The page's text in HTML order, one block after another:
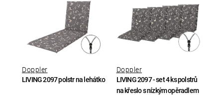
LIVING 2097 polstr na lehátko
Doppler
LIVING 2097 - set 4 ks polstrů
na křeslo s nízkým opěradlem
Doppler